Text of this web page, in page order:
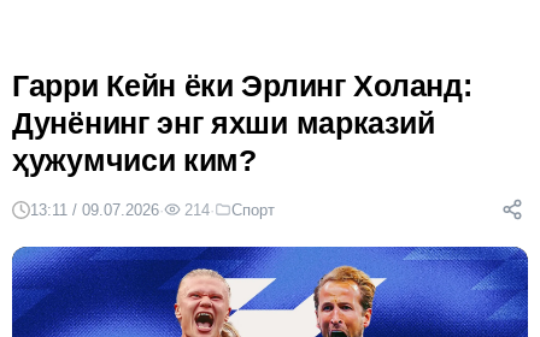
Гарри Кейн ёки Эрлинг Холанд:
Дунёнинг энг яхши марказий
ҳужумчиси ким?
13:11 / 09.07.2026· 214· Спорт